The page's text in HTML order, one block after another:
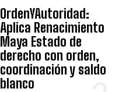
OrdenYAutoridad:
Aplica Renacimiento
Maya Estado de
derecho con orden,
coordinación y saldo
blanco